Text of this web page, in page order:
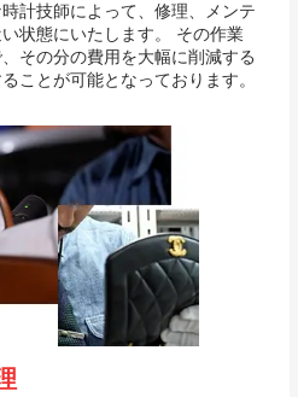
計技師によって、修理、メンテ
状態にいたします。 その作業
その分の費用を大幅に削減する
ことが可能となっております。